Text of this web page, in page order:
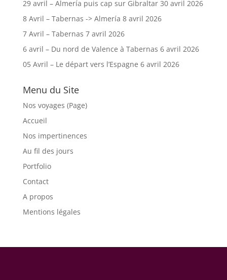
29 avril – Almería puis cap sur Gibraltar 30 avril 2026
8 Avril – Tabernas -> Almería 8 avril 2026
7 Avril – Tabernas 7 avril 2026
6 avril – Du nord de Valence à Tabernas 6 avril 2026
05 Avril – Le départ vers l’Espagne 6 avril 2026
Menu du Site
Nos voyages (Page)
Accueil
Nos impertinences
Au fil des jours
Portfolio
Contact
A propos
Mentions légales